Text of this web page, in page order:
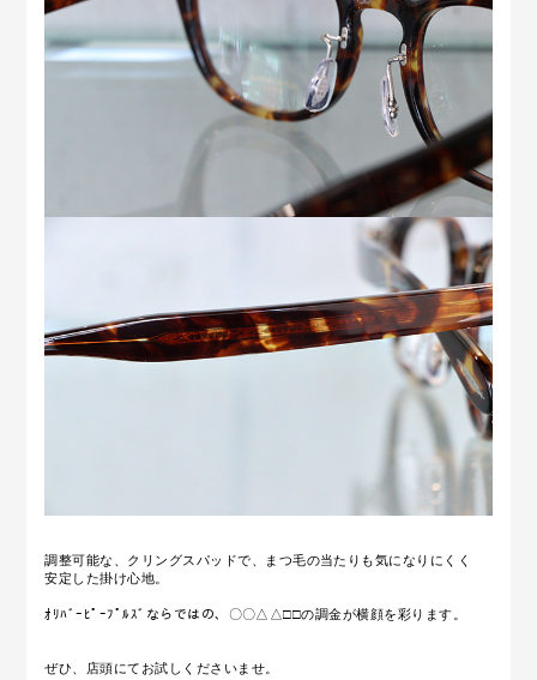
調整可能な、クリングスパッドで、まつ毛の当たりも気になりにくく
安定した掛け心地。
ｵﾘﾊﾞｰﾋﾟｰﾌﾟﾙｽﾞならではの、〇〇△△□□の調金が横顔を彩ります。
ぜひ、店頭にてお試しくださいませ。